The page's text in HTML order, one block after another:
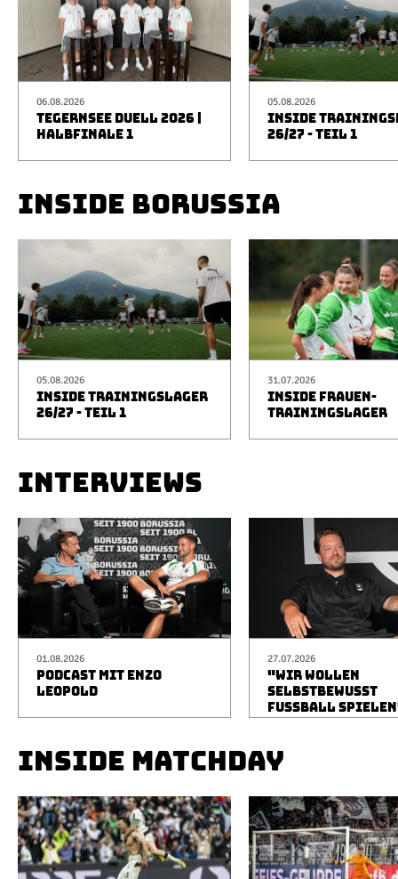
06.08.2026
TEGERNSEE DUELL 2026 |
HALBFINALE 1
05.08.2026
INSIDE
26/27 - TEIL 1
INSIDE BORUSSIA
05.08.2026
INSIDE TRAININGSLAGER
26/27 - TEIL 1
31.07.2026
INSIDE FRAUEN-
TRAININGSLAGER
INTERVIEWS
01.08.2026
PODCAST MIT ENZO
LEOPOLD
27.07.2026
"WIR WOLLEN
SELBSTBEWUSST
FUSSBALL
INSIDE MATCHDAY